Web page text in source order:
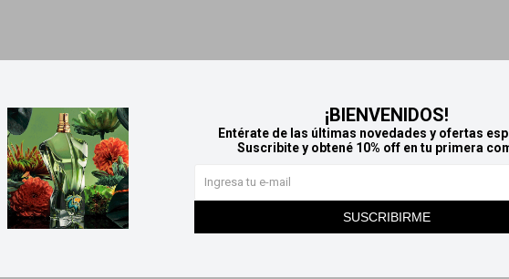
¡BIENVENIDOS!
Entérate de las últimas novedades y ofertas
Suscribite y obtené 10% off en tu primera
SUSCRIBIRME